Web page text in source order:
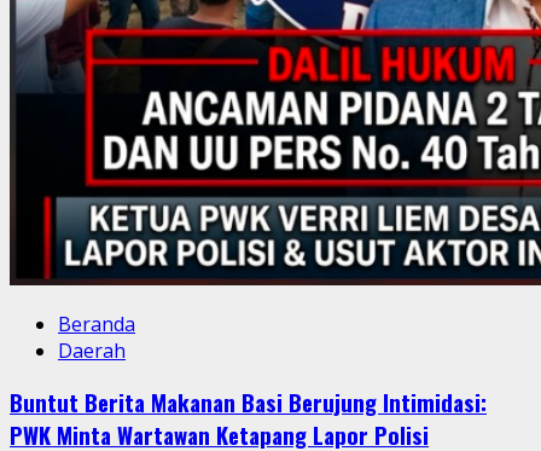
Beranda
Daerah
Buntut Berita Makanan Basi Berujung Intimidasi:
PWK Minta Wartawan Ketapang Lapor Polisi